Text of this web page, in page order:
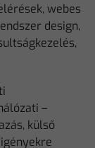
webes
design,
–
külső